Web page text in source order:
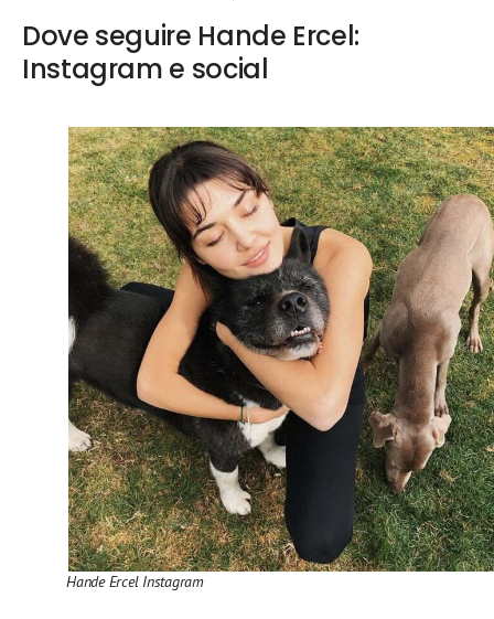
Dove seguire Hande Ercel:
Instagram e social
Hande Ercel Instagram